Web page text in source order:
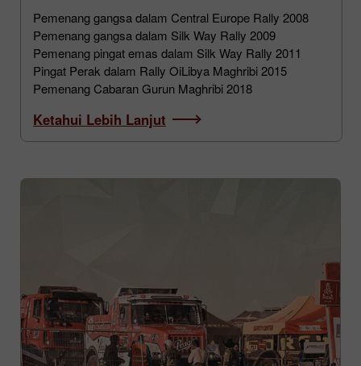
Pemenang gangsa dalam Central Europe Rally 2008
Pemenang gangsa dalam Silk Way Rally 2009
Pemenang pingat emas dalam Silk Way Rally 2011
Pingat Perak dalam Rally OiLibya Maghribi 2015
Pemenang Cabaran Gurun Maghribi 2018
Ketahui Lebih Lanjut